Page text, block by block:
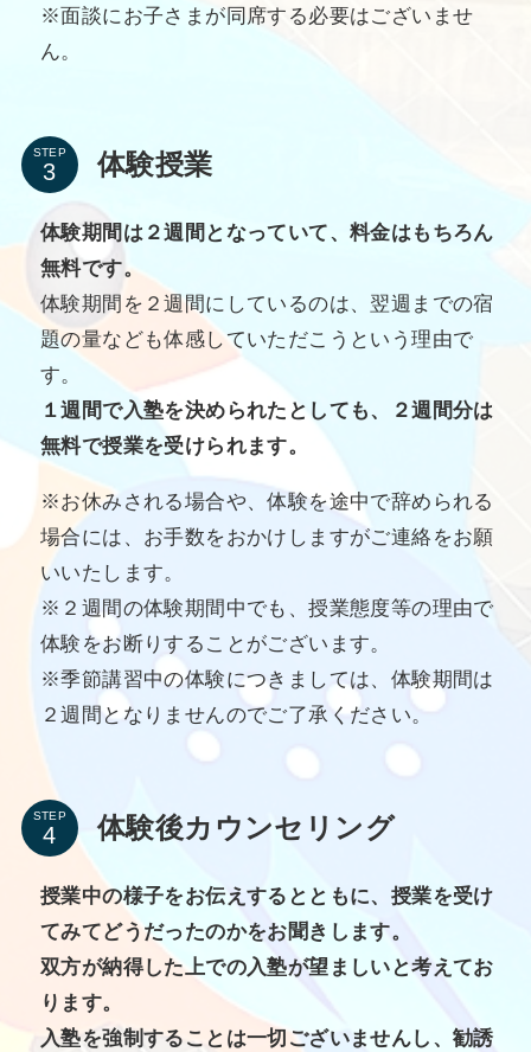
※面談にお子さまが同席する必要はございませ
ん。
STEP 体験授業
体験期間は２週間となっていて、料金はもちろん
無料です。
体験期間を２週間にしているのは、翌週までの宿
題の量なども体感していただこうという理由で
す。
１週間で入塾を決められたとしても、２週間分は
無料で授業を受けられます。
※お休みされる場合や、体験を途中で辞められる
場合には、お手数をおかけしますがご連絡をお願
いいたします。
※２週間の体験期間中でも、授業態度等の理由で
体験をお断りすることがございます。
※季節講習中の体験につきましては、体験期間は
２週間となりませんのでご了承ください。
STEP 体験後カウンセリング
授業中の様子をお伝えするとともに、授業を受け
てみてどうだったのかをお聞きします。
双方が納得した上での入塾が望ましいと考えてお
ります。
入塾を強制することは一切ございませんし、勧誘